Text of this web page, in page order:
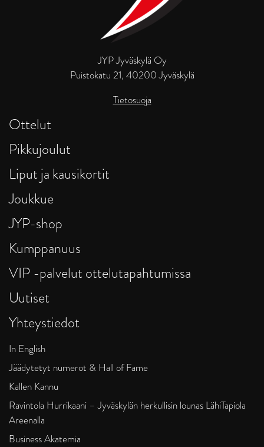
JYP Jyväskylä Oy
Puistokatu 21, 40200 Jyväskylä
Tietosuoja
Ottelut
Pikkujoulut
Liput ja kausikortit
Joukkue
JYP-shop
Kumppanuus
VIP -palvelut ottelutapahtumissa
Uutiset
Yhteystiedot
In English
Jäädytetyt numerot & Hall of Fame
Kallen Kannu
Ravintola Hurrikaani – Jyväskylän herkullisin lounas LähiTapiola
Areenalla
Business Akatemia